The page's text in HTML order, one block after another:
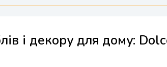
і декору для дому: